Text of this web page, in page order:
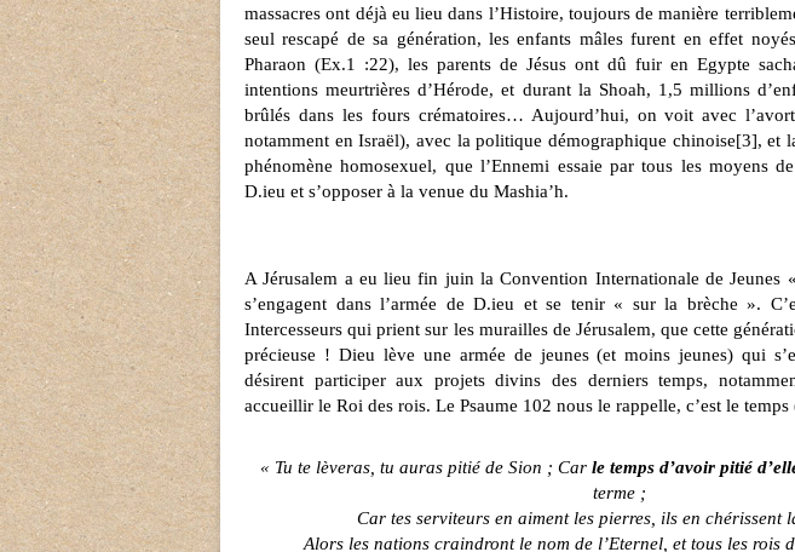
massacres ont déjà eu lieu dans l’Histoire, toujours de manière
seul rescapé de sa génération, les enfants mâles furent en effet
Pharaon (Ex.1 :22), les parents de Jésus ont dû fuir en Egypte
intentions meurtrières d’Hérode, et durant la Shoah, 1,5 millions
brûlés dans les fours crématoires… Aujourd’hui, on voit avec
notamment en Israël), avec la politique démographique chinoise[3], et
phénomène homosexuel, que l’Ennemi essaie par tous les moyens
D.ieu et s’opposer à la venue du Mashia’h.
A Jérusalem a eu lieu fin juin la Convention Internationale de Jeunes
s’engagent dans l’armée de D.ieu et se tenir « sur la brèche ».
Intercesseurs qui prient sur les murailles de Jérusalem, que cette
précieuse ! Dieu lève une armée de jeunes (et moins jeunes) qui
désirent participer aux projets divins des derniers temps,
accueillir le Roi des rois. Le Psaume 102 nous le rappelle, c’est le
« Tu te lèveras, tu auras pitié de Sion ; Car le temps d’avoir pitié
terme ;
Car tes serviteurs en aiment les pierres, ils en chérissent
Alors les nations craindront le nom de l’Eternel, et tous les rois